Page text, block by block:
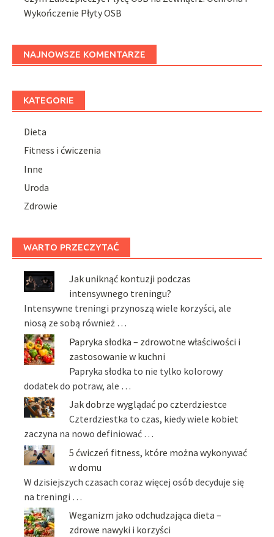
Wykończenie Płyty OSB
NAJNOWSZE KOMENTARZE
KATEGORIE
Dieta
Fitness i ćwiczenia
Inne
Uroda
Zdrowie
WARTO PRZECZYTAĆ
Jak uniknąć kontuzji podczas
intensywnego treningu?
Intensywne treningi przynoszą wiele korzyści, ale
niosą ze sobą również …
Papryka słodka – zdrowotne właściwości i
zastosowanie w kuchni
Papryka słodka to nie tylko kolorowy
dodatek do potraw, ale …
Jak dobrze wyglądać po czterdziestce
Czterdziestka to czas, kiedy wiele kobiet
zaczyna na nowo definiować …
5 ćwiczeń fitness, które można wykonywać
w domu
W dzisiejszych czasach coraz więcej osób decyduje się
na treningi …
Weganizm jako odchudzająca dieta –
zdrowe nawyki i korzyści